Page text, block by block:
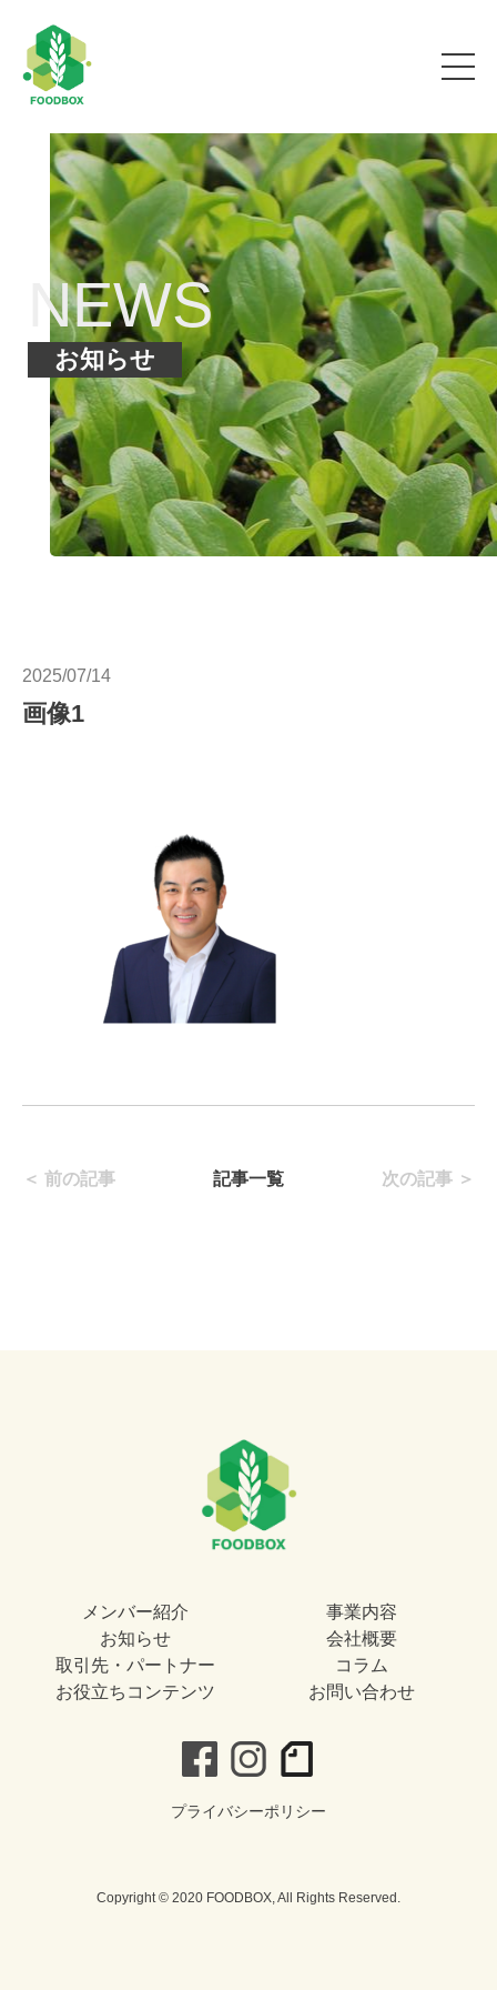
NEWS
お知らせ
2025/07/14
画像1
＜ 前の記事 記事一覧 次の記事 ＞
メンバー紹介
事業内容
お知らせ
会社概要
取引先・パートナー
コラム
お役立ちコンテンツ
お問い合わせ
プライバシーポリシー
Copyright © 2020 FOODBOX, All Rights Reserved.